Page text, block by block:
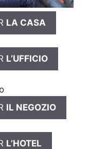
LA CASA
L’UFFICIO
IL NEGOZIO
L’HOTEL